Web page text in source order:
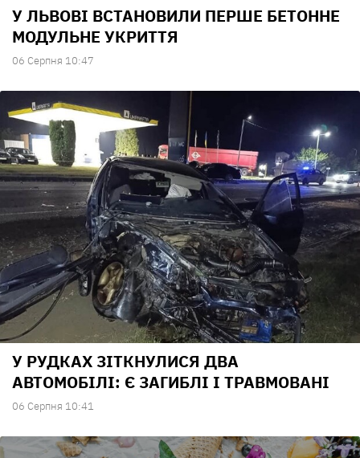
У ЛЬВОВІ ВСТАНОВИЛИ ПЕРШЕ БЕТОННЕ
МОДУЛЬНЕ УКРИТТЯ
06 Серпня 10:47
У РУДКАХ ЗІТКНУЛИСЯ ДВА
АВТОМОБІЛІ: Є ЗАГИБЛІ І ТРАВМОВАНІ
06 Серпня 10:41